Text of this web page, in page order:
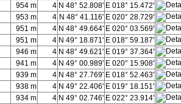
954 m 4 N 48° 52.808' E 018° 15.472'
953 m 4 N 48° 41.116' E 020° 28.729'
951 m 4 N 48° 49.664' E 020° 03.569'
951 m 4 N 49° 18.871' E 018° 59.187'
946 m 4 N 48° 49.621' E 019° 37.364'
941 m 4 N 49° 00.989' E 020° 15.908'
939 m 4 N 48° 27.769' E 018° 52.463'
938 m 4 N 49° 22.406' E 019° 18.151'
934 m 4 N 49° 02.746' E 022° 23.914'